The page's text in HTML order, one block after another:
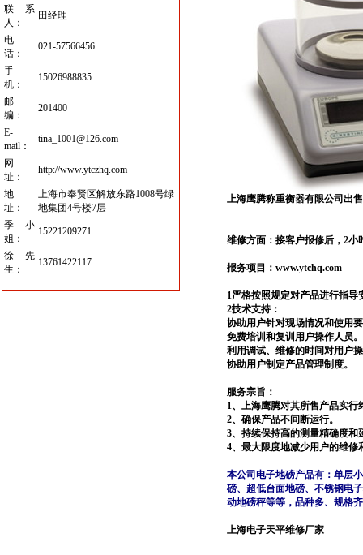
联系
人：
田经理
电
话：
021-57566456
手
机：
15026988835
邮
编：
201400
E-
mail：
tina_1001@126.com
网
址：
http://www.ytczhq.com
地
址：
上海市奉贤区解放东路1008号绿
地集团4号楼7层
季小
姐：
15221209271
徐先
生：
13761422117
上海鹰腾称重衡器有限公司
维修方面：接客户报修后，2小
报务项目：www.ytchq.com
1严格按照规定对产品进行指导
2技术支持：
协助用户针对现场情况和使用
免费培训和复训用户操作人员。
利用调试、维修的时间对用户
协助用户制定产品管理制度。
服务宗旨：
1、上海鹰腾对其所售产品实行
2、确保产品不间断运行。
3、持续保持高的测量精确度和
4、最大限度地减少用户的维修
本公司电子地磅产品有：单层
磅、超低台面地磅、不锈钢电
动地磅秤等等，品种多、规格
上海电子天平维修厂家